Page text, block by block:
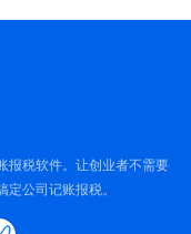
报税软件。让创业者不需要
公司记账报税。